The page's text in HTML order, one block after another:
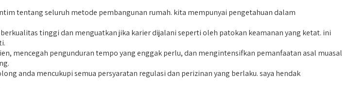
tentang seluruh metode pembangunan rumah. kita mempunyai pengetahuan dalam
tinggi dan menguatkan jika karier dijalani seperti oleh patokan keamanan yang ketat. ini
mencegah pengunduran tempo yang enggak perlu, dan mengintensifkan pemanfaatan asal muasal
anda mencukupi semua persyaratan regulasi dan perizinan yang berlaku. saya hendak